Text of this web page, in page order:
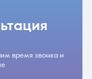
время звонка и